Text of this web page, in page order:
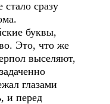
сразу
буквы,
Это, что же
выселяют,
глазами
и перед